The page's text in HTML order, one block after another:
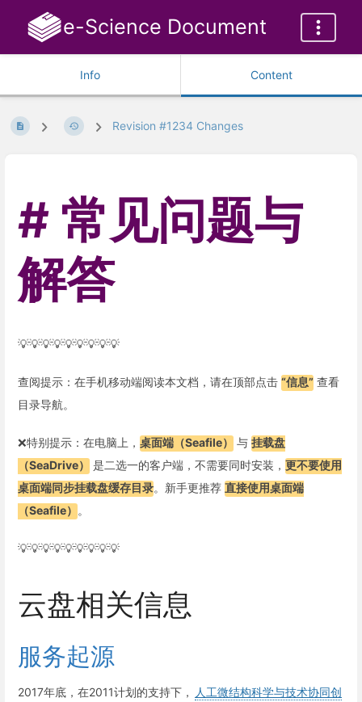
e-Science Document
Info Content
Revision #1234 Changes
常见问题与
解答
💡💡💡💡💡💡💡💡💡
查阅提示：在手机移动端阅读本文档，请在顶部点击 “信息” 查看
目录导航。
❌特别提示：在电脑上， 桌面端（Seafile） 与 挂载盘
（SeaDrive）
是二选一的客户端，不需要同时安装， 更不要使用
桌面端同步挂载盘缓存目录。新手更推荐 直接使用桌面端
（Seafile） 。
💡💡💡💡💡💡💡💡💡
云盘相关信息
服务起源
2017年底，在2011计划的支持下，
人工微结构科学与技术协同创